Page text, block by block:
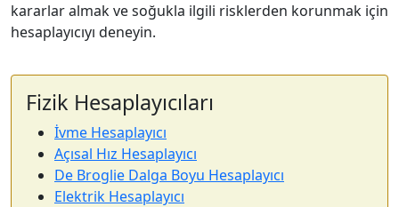
kararlar almak ve soğukla ilgili risklerden korunmak için
hesaplayıcıyı deneyin.
Fizik Hesaplayıcıları
İvme Hesaplayıcı
Açısal Hız Hesaplayıcı
De Broglie Dalga Boyu Hesaplayıcı
Elektrik Hesaplayıcı